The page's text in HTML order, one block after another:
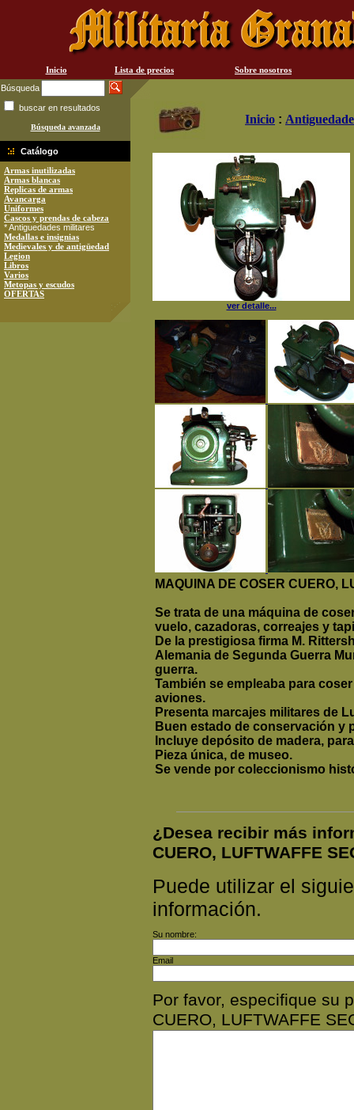
Inicio Lista de precios
Sobre nosotros
Búsqueda
buscar en resultados
Búsqueda avanzada
Catálogo
Armas inutilizadas
Armas blancas
Replicas de armas
Avancarga
Uniformes
Cascos y prendas de cabeza
* Antiguedades militares
Medallas e insignias
Medievales y de antigüedad
Legion
Libros
Varios
Metopas y escudos
OFERTAS
Inicio :
ver detalle...
MAQUINA DE COSER CUERO,
Se trata de una máquina de
vuelo, cazadoras, correajes y
De la prestigiosa firma M.
Alemania de Segunda Guerra
guerra.
También se empleaba para
aviones.
Presenta marcajes militares de
Buen estado de conservación y
Incluye depósito de madera,
Pieza única, de museo.
Se vende por coleccionismo
¿Desea recibir más
CUERO, LUFTWAFFE
Puede utilizar el
información.
Su nombre:
Email
Por favor, especifique su
CUERO, LUFTWAFFE